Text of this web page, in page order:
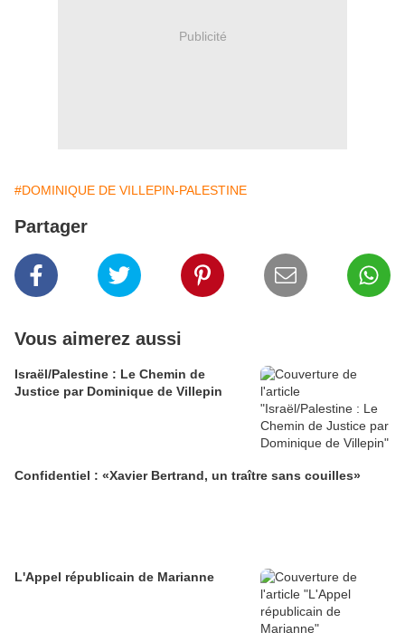
Publicité
#DOMINIQUE DE VILLEPIN-PALESTINE
Partager
Vous aimerez aussi
Israël/Palestine : Le Chemin de
Justice par Dominique de Villepin
Confidentiel : «Xavier Bertrand, un traître sans couilles»
L'Appel républicain de Marianne